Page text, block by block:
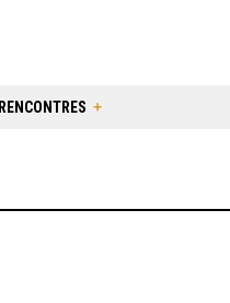
RENCONTRES